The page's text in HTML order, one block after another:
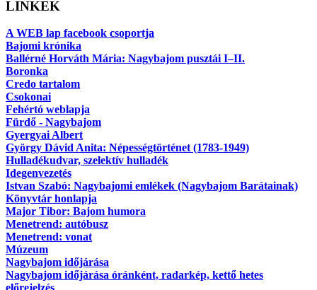
LINKEK
A WEB lap facebook csoportja
Bajomi krónika
Ballérné Horváth Mária: Nagybajom pusztái I–II.
Boronka
Credo tartalom
Csokonai
Fehértó weblapja
Fürdő - Nagybajom
Gyergyai Albert
György Dávid Anita: Népességtörténet (1783-1949)
Hulladékudvar, szelektív hulladék
Idegenvezetés
Istvan Szabó: Nagybajomi emlékek (Nagybajom Barátainak)
Könyvtár honlapja
Major Tibor: Bajom humora
Menetrend: autóbusz
Menetrend: vonat
Múzeum
Nagybajom időjárása
Nagybajom időjárása óránként, radarkép, kettő hetes